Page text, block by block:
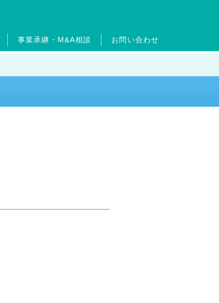
事業承継・M&A相談 お問い合わせ